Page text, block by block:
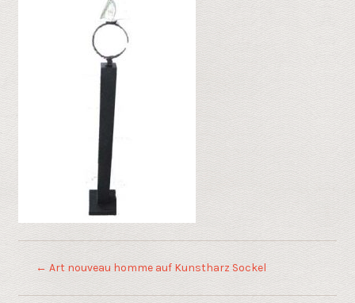
← Art nouveau homme auf Kunstharz Sockel